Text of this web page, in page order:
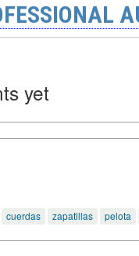
yet
cuerdas zapatillas pelota